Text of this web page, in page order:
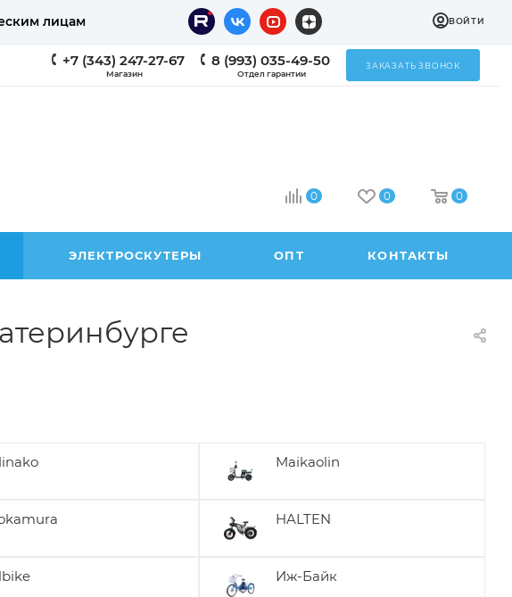
лицам ВОЙТИ
+7 (343) 247-27-67
Магазин
8 (993) 035-49-50
Отдел гарантии
ЗАКАЗАТЬ ЗВОНОК
0 0 0
ЭЛЕКТРОСКУТЕРЫ ОПТ КОНТАКТЫ
Maikaolin
HALTEN
Иж-Байк